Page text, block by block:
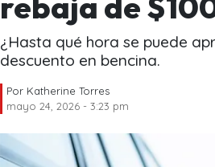
¿Hasta qué hora se puede
descuento en bencina.
Por Katherine Torres
mayo 24, 2026 - 3:23 pm